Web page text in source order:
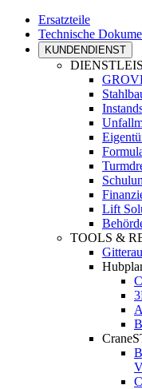
Ersatzteile
Technische
KUNDENDIENST
Lift
TOOLS &